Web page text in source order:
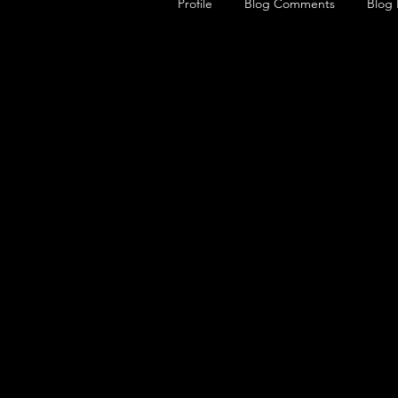
Profile Blog Comments Blog